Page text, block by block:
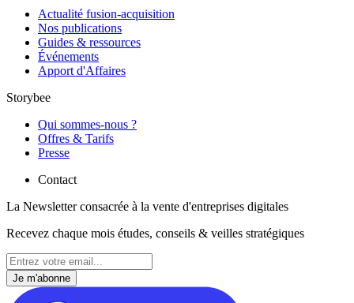
Actualité fusion-acquisition
Nos publications
Guides & ressources
Événements
Apport d'Affaires
Storybee
Qui sommes-nous ?
Offres & Tarifs
Presse
Contact
La Newsletter consacrée à la vente d'entreprises digitales
Recevez chaque mois études, conseils & veilles stratégiques
Je m'abonne